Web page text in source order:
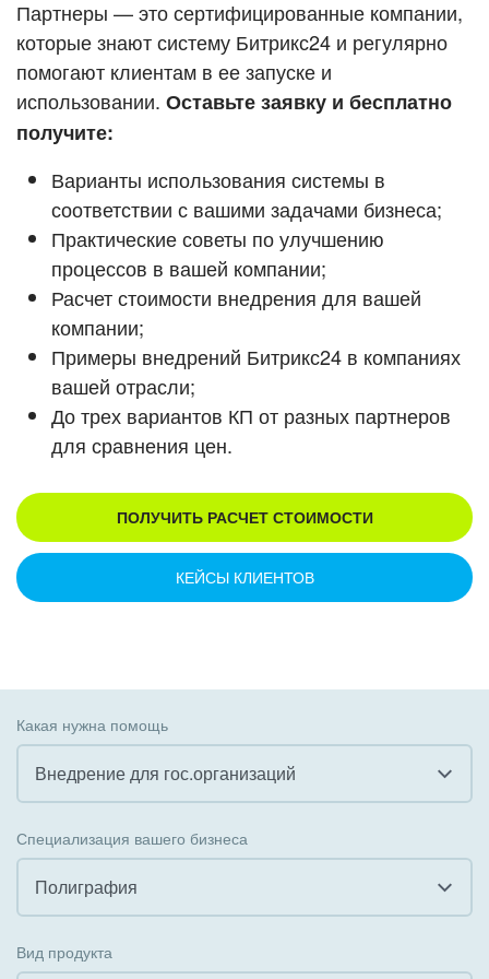
ВХОД
ВХОД
Смотреть видеокейсы
Партнеры — это сертифицированные компании,
которые знают систему Битрикс24 и регулярно
помогают клиентам в ее запуске и
использовании. Оставьте заявку и бесплатно
получите:
Варианты использования системы в
соответствии с вашими задачами бизнеса;
Практические советы по улучшению
процессов в вашей компании;
Расчет стоимости внедрения для вашей
компании;
Примеры внедрений Битрикс24 в компаниях
вашей отрасли;
До трех вариантов КП от разных партнеров
для сравнения цен.
ПОЛУЧИТЬ РАСЧЕТ СТОИМОСТИ
КЕЙСЫ КЛИЕНТОВ
Какая нужна помощь
Внедрение для гос.организаций
Внедрение КЭДО
Интеграция с 1С
Специализация вашего бизнеса
Полиграфия
Вид продукта